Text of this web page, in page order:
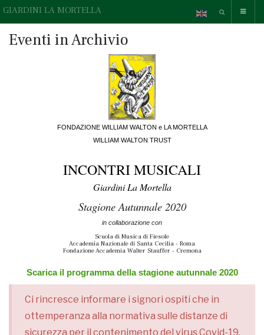
GIARDINI LA MORTELLA
Eventi in Archivio
FONDAZIONE WILLIAM WALTON e LA MORTELLA
WILLIAM WALTON TRUST
INCONTRI MUSICALI
Giardini La Mortella
Stagione Autunnale 2020
in collaborazione con
Scuola di Musica di Fiesole
Accademia Nazionale di Santa Cecilia - Roma
Fondazione Accademia Walter Stauffer - Cremona
Scarica il programma della stagione autunnale 2020
Ci rincresce informare i signori ospiti che in
ottemperanza alla normativa sulle distanze di
sicurezza per il contenimento del virus Covid-19,